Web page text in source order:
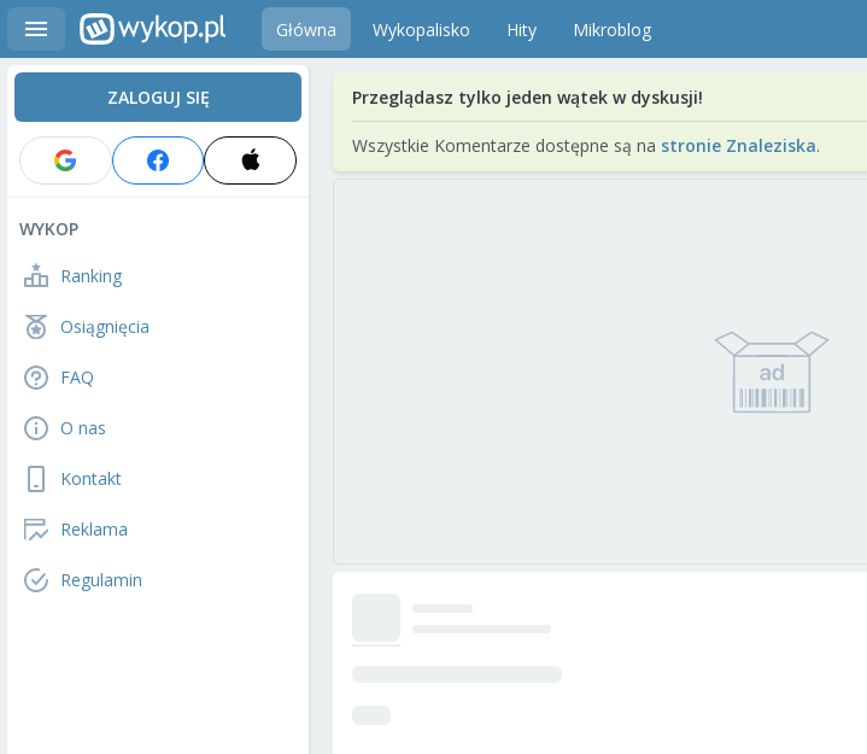
Główna Wykopalisko Hity Mikroblog
ZALOGUJ SIĘ
WYKOP
Ranking
Osiągnięcia
FAQ
O nas
Kontakt
Reklama
Regulamin
Przeglądasz tylko jeden wątek w dyskusji!
Wszystkie Komentarze dostępne są na stronie Znaleziska.